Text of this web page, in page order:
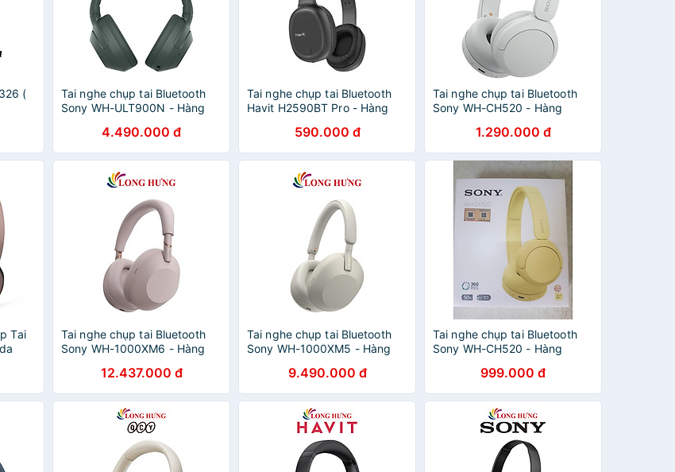
(
Tai nghe chụp tai Bluetooth
Sony WH-ULT900N - Hàng
4.490.000 đ
Tai nghe chụp tai Bluetooth
Havit H2590BT Pro - Hàng
590.000 đ
Tai nghe chụp tai Bluetooth
Sony WH-CH520 - Hàng
1.290.000 đ
Tai
Tai nghe chụp tai Bluetooth
Sony WH-1000XM6 - Hàng
12.437.000 đ
Tai nghe chụp tai Bluetooth
Sony WH-1000XM5 - Hàng
9.490.000 đ
Tai nghe chụp tai Bluetooth
Sony WH-CH520 - Hàng
999.000 đ